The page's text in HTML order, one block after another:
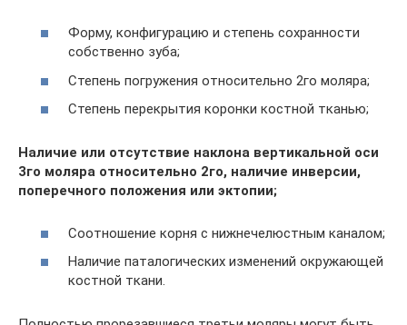
Форму, конфигурацию и степень сохранности
собственно зуба;
Степень погружения относительно 2го моляра;
Степень перекрытия коронки костной тканью;
Наличие или отсутствие наклона вертикальной оси
3го моляра относительно 2го, наличие инверсии,
поперечного положения или эктопии;
Соотношение корня с нижнечелюстным каналом;
Наличие паталогических изменений окружающей
костной ткани.